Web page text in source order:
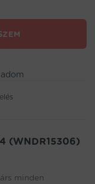
(WNDR15306)
minden